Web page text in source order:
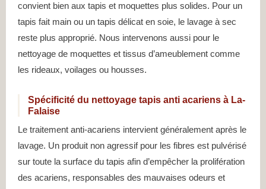
convient bien aux tapis et moquettes plus solides. Pour un
tapis fait main ou un tapis délicat en soie, le lavage à sec
reste plus approprié. Nous intervenons aussi pour le
nettoyage de moquettes et tissus d’ameublement comme
les rideaux, voilages ou housses.
Spécificité du nettoyage tapis anti acariens à La-
Falaise
Le traitement anti-acariens intervient généralement après le
lavage. Un produit non agressif pour les fibres est pulvérisé
sur toute la surface du tapis afin d’empêcher la prolifération
des acariens, responsables des mauvaises odeurs et